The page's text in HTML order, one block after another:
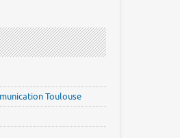
Toulouse